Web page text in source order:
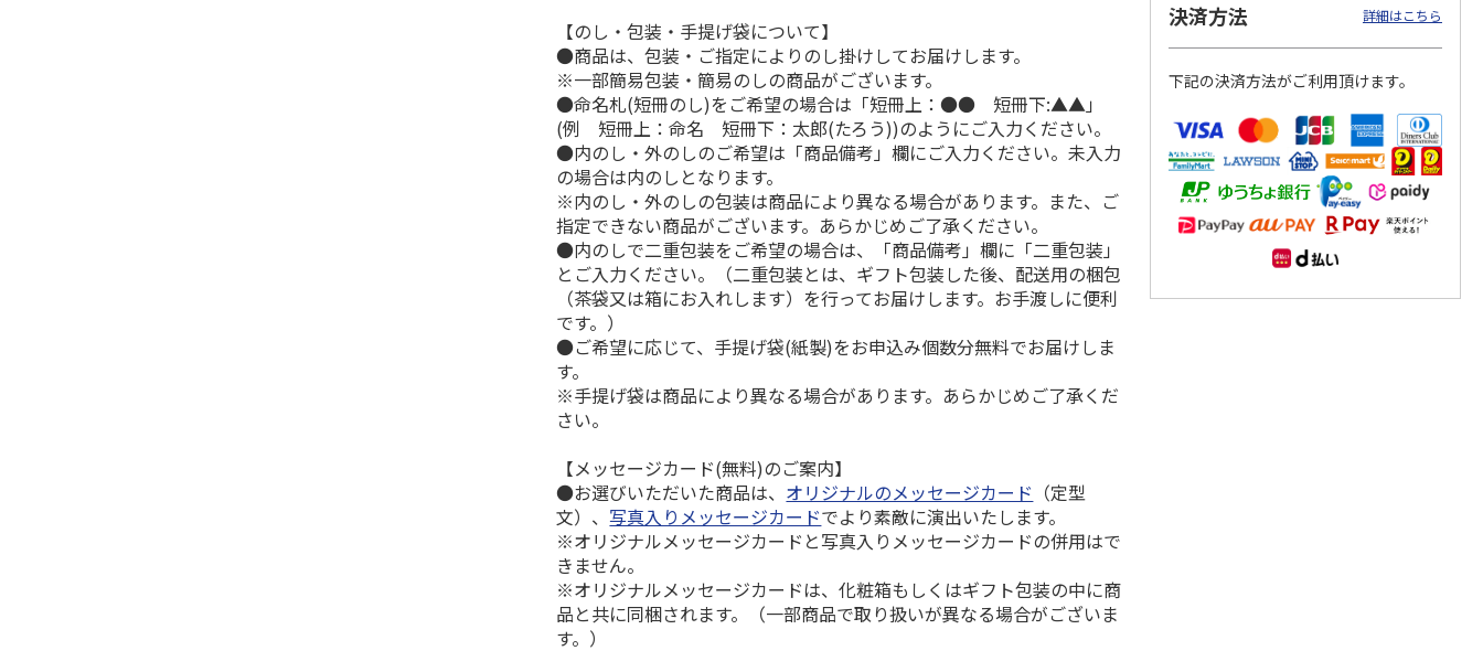
【のし・包装・手提げ袋について】
●商品は、包装・ご指定によりのし掛けしてお届けします。
※一部簡易包装・簡易のしの商品がございます。
●命名札(短冊のし)をご希望の場合は「短冊上：●● 短冊下:▲▲」
(例 短冊上：命名 短冊下：太郎(たろう))のようにご入力ください。
●内のし・外のしのご希望は「商品備考」欄にご入力ください。未入力
の場合は内のしとなります。
※内のし・外のしの包装は商品により異なる場合があります。また、ご
指定できない商品がございます。あらかじめご了承ください。
●内のしで二重包装をご希望の場合は、「商品備考」欄に「二重包装」
とご入力ください。（二重包装とは、ギフト包装した後、配送用の梱包
（茶袋又は箱にお入れします）を行ってお届けします。お手渡しに便利
です。）
●ご希望に応じて、手提げ袋(紙製)をお申込み個数分無料でお届けしま
す。
※手提げ袋は商品により異なる場合があります。あらかじめご了承くだ
さい。
【メッセージカード(無料)のご案内】
●お選びいただいた商品は、 オリジナルのメッセージカード （定型
文）、写真入りメッセージカードでより素敵に演出いたします。
※オリジナルメッセージカードと写真入りメッセージカードの併用はで
きません。
※オリジナルメッセージカードは、化粧箱もしくはギフト包装の中に商
品と共に同梱されます。（一部商品で取り扱いが異なる場合がございま
す。）
決済方法 詳細はこちら
下記の決済方法がご利用頂けます。